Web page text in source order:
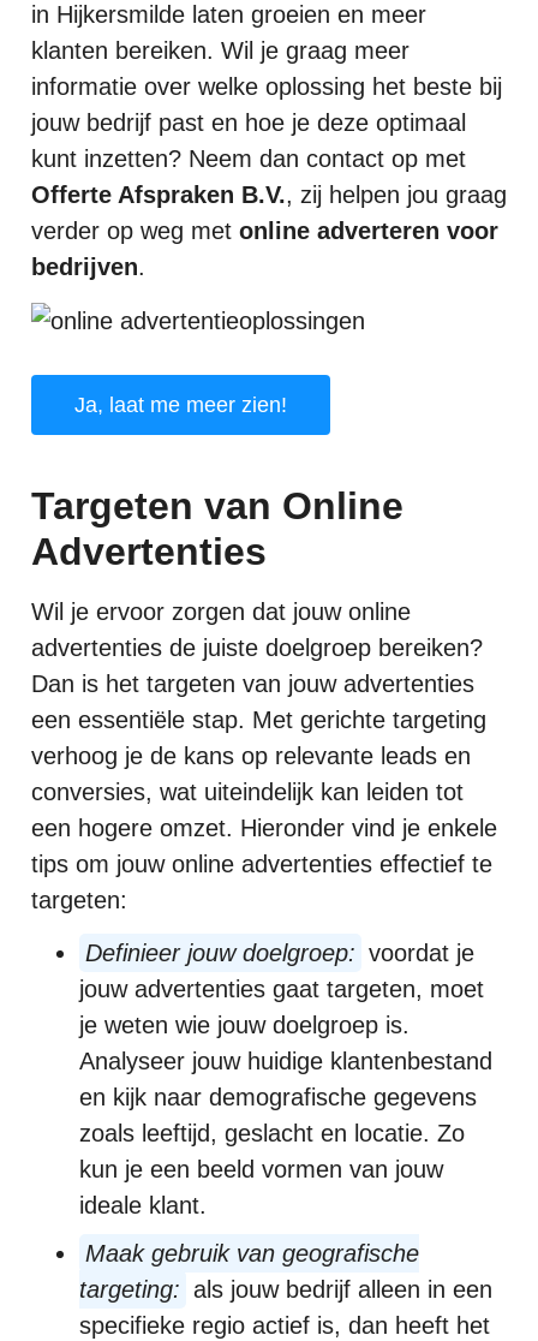
in Hijkersmilde laten groeien en meer
klanten bereiken. Wil je graag meer
informatie over welke oplossing het beste bij
jouw bedrijf past en hoe je deze optimaal
kunt inzetten? Neem dan contact op met
Offerte Afspraken B.V., zij helpen jou graag
verder op weg met online adverteren voor
bedrijven.
Ja, laat me meer zien!
Targeten van Online
Advertenties
Wil je ervoor zorgen dat jouw online
advertenties de juiste doelgroep bereiken?
Dan is het targeten van jouw advertenties
een essentiële stap. Met gerichte targeting
verhoog je de kans op relevante leads en
conversies, wat uiteindelijk kan leiden tot
een hogere omzet. Hieronder vind je enkele
tips om jouw online advertenties effectief te
targeten:
Definieer jouw doelgroep: voordat je
jouw advertenties gaat targeten, moet
je weten wie jouw doelgroep is.
Analyseer jouw huidige klantenbestand
en kijk naar demografische gegevens
zoals leeftijd, geslacht en locatie. Zo
kun je een beeld vormen van jouw
ideale klant.
Maak gebruik van geografische
targeting: als jouw bedrijf alleen in een
specifieke regio actief is, dan heeft het